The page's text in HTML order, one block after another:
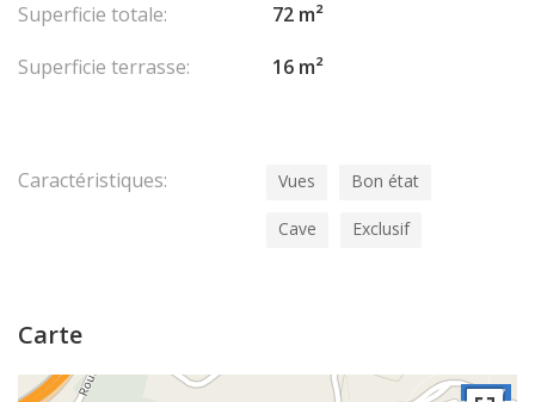
Superficie totale:
72 m²
Superficie terrasse:
16 m²
Caractéristiques: Vues Bon état
Cave Exclusif
Carte